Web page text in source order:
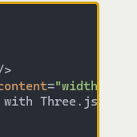
=
Three.js